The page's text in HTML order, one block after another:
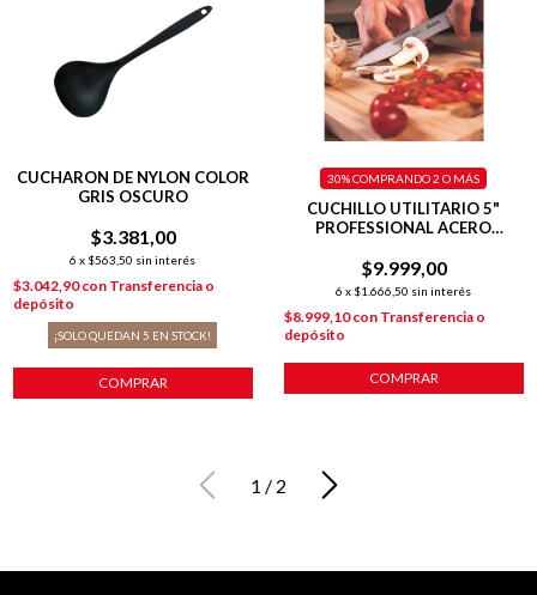
CUCHARON DE NYLON COLOR
GRIS OSCURO
$3.381,00
6 x $563,50 sin interés
$3.042,90con Transferencia o
depósito
¡SOLO QUEDAN 5 EN STOCK!
COMPRAR
CUCHILLO UTILITARIO 5"
PROFESSIONAL ACERO
$9.999,00
6 x $1.666,50 sin interés
30%COMPRANDO 2 O MÁS
$8.999,10con Transferencia o
depósito
COMPRAR
1 / 2